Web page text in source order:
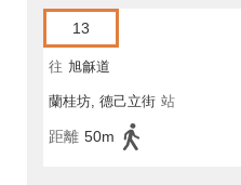
13
往 旭龢道
蘭桂坊, 德己立街 站
距離 50m